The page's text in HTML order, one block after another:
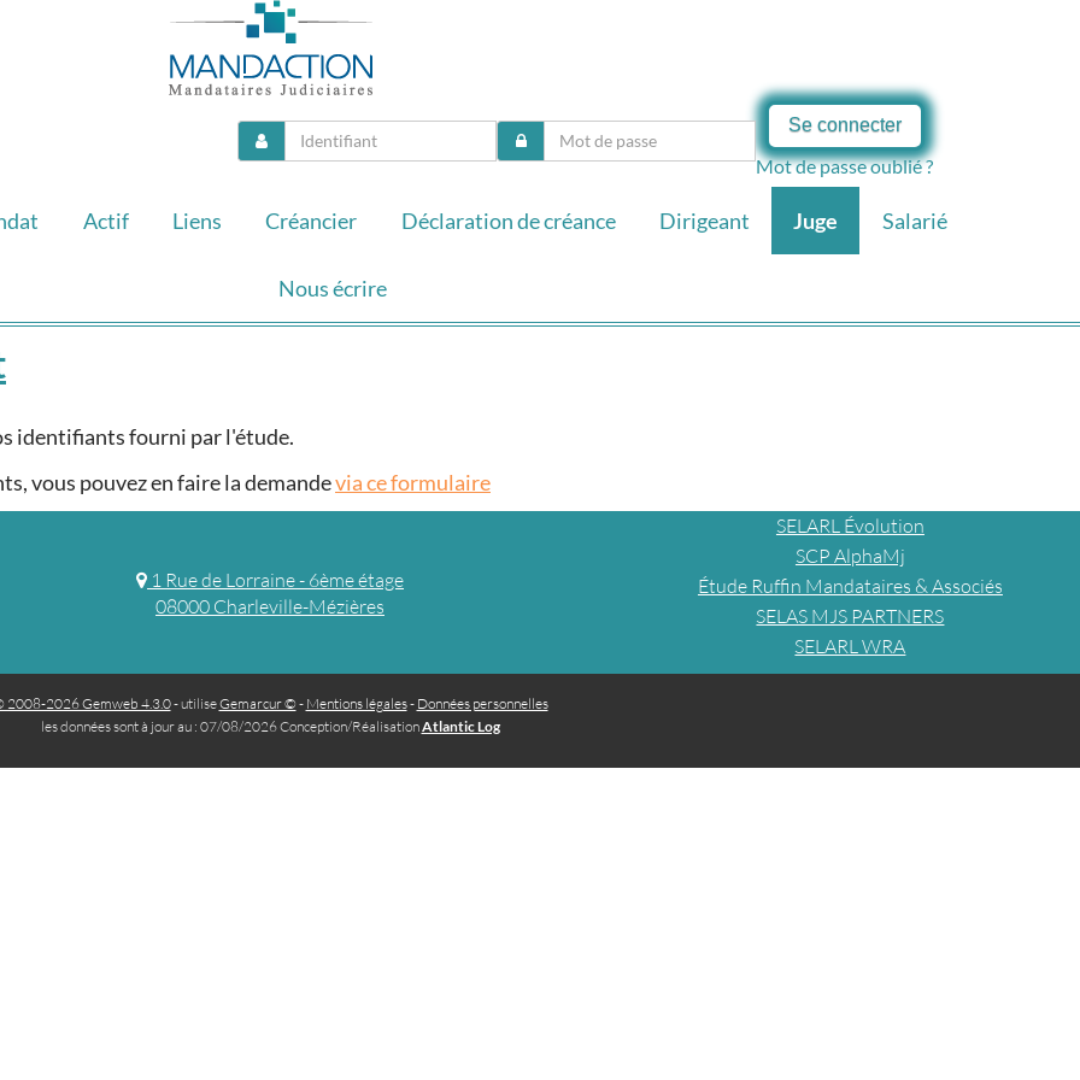
Se connecter
Mot de passe oublié ?
Actif Liens Créancier Déclaration de créance Dirigeant Juge Salarié
Nous écrire
identifiants fourni par l'étude.
vous pouvez en faire la demandevia ce formulaire
1 Rue de Lorraine - 6ème étage
08000 Charleville-Mézières
SELARL Évolution
SCP AlphaMj
Étude Ruffin Mandataires & Associés
SELAS MJS PARTNERS
SELARL WRA
2008-2026 Gemweb 4.3.0- utiliseGemarcur © - Mentions légales- Données personnelles
les données sont à jour au : 07/08/2026 Conception/RéalisationAtlantic Log